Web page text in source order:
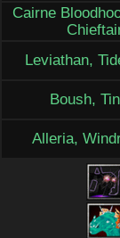
Cairne
Leviathan,
Boush,
Alleria,